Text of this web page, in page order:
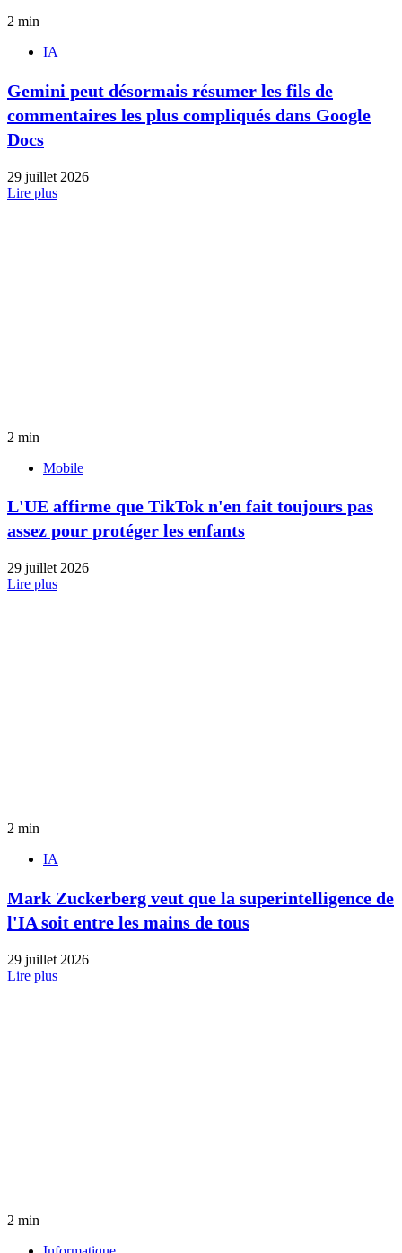
2 min
IA
Gemini peut désormais résumer les fils de
commentaires les plus compliqués dans Google
Docs
29 juillet 2026
Lire plus
2 min
Mobile
L'UE affirme que TikTok n'en fait toujours pas
assez pour protéger les enfants
29 juillet 2026
Lire plus
2 min
IA
Mark Zuckerberg veut que la superintelligence de
l'IA soit entre les mains de tous
29 juillet 2026
Lire plus
2 min